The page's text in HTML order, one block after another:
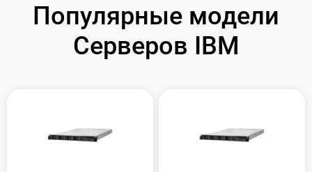
Популярные модели
Серверов IBM